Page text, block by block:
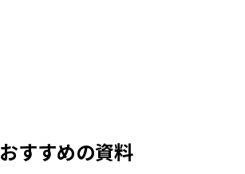
おすすめの資料